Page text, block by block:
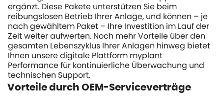
ergänzt. Diese Pakete unterstützen Sie beim
reibungslosen Betrieb Ihrer Anlage, und können – je
nach gewähltem Paket – Ihre Investition im Lauf der
Zeit weiter aufwerten. Noch mehr Vorteile über den
gesamten Lebenszyklus Ihrer Anlagen hinweg bietet
Ihnen unsere digitale Plattform myplant
Performance für kontinuierliche Überwachung und
technischen Support.
Vorteile durch OEM-Serviceverträge